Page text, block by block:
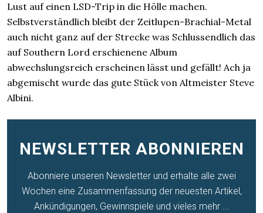
Lust auf einen LSD-Trip in die Hölle machen.
Selbstverständlich bleibt der Zeitlupen-Brachial-Metal
auch nicht ganz auf der Strecke was Schlussendlich das
auf Southern Lord erschienene Album
abwechslungsreich erscheinen lässt und gefällt! Ach ja
abgemischt wurde das gute Stück von Altmeister Steve
Albini.
NEWSLETTER ABONNIEREN
Abonniere unseren Newsletter und erhalte alle zwei
Wochen eine Zusammenfassung der neuesten Artikel,
Ankündigungen, Gewinnspiele und vieles mehr ...